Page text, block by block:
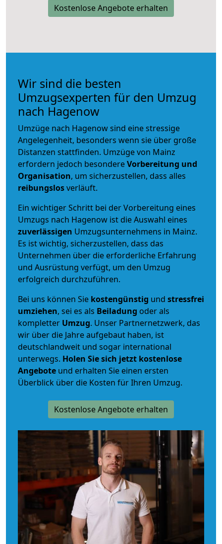
Kostenlose Angebote erhalten
Wir sind die besten
Umzugsexperten für den Umzug
nach Hagenow
Umzüge nach Hagenow sind eine stressige
Angelegenheit, besonders wenn sie über große
Distanzen stattfinden. Umzüge von Mainz
erfordern jedoch besondereVorbereitung und
Organisation, um sicherzustellen, dass alles
reibungslosverläuft.
Ein wichtiger Schritt bei der Vorbereitung eines
Umzugs nach Hagenow ist die Auswahl eines
zuverlässigen Umzugsunternehmens in Mainz.
Es ist wichtig, sicherzustellen, dass das
Unternehmen über die erforderliche Erfahrung
und Ausrüstung verfügt, um den Umzug
erfolgreich durchzuführen.
Bei uns können Sie kostengünstig und stressfrei
umziehen, sei es als Beiladung oder als
kompletter Umzug. Unser Partnernetzwerk, das
wir über die Jahre aufgebaut haben, ist
deutschlandweit und sogar international
unterwegs. Holen Sie sich jetzt kostenlose
Angebote und erhalten Sie einen ersten
Überblick über die Kosten für Ihren Umzug.
Kostenlose Angebote erhalten